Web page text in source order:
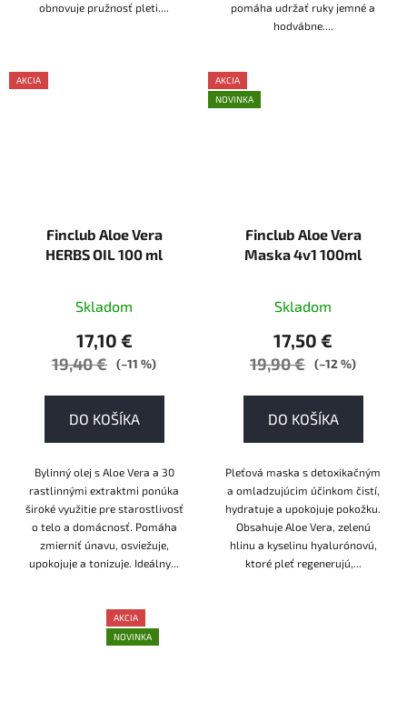
obnovuje pružnosť pleti....
pomáha udržať ruky jemné a
hodvábne....
AKCIA
Finclub Aloe Vera
HERBS OIL 100 ml
Skladom
17,10 €
19,40 € (–11 %)
DO KOŠÍKA
Bylinný olej s Aloe Vera a 30
rastlinnými extraktmi ponúka
široké využitie pre starostlivosť
o telo a domácnosť. Pomáha
zmierniť únavu, osviežuje,
upokojuje a tonizuje. Ideálny...
AKCIA
NOVINKA
Finclub Aloe Vera
Maska 4v1 100ml
Skladom
17,50 €
19,90 € (–12 %)
DO KOŠÍKA
Pleťová maska s detoxikačným
a omladzujúcim účinkom čistí,
hydratuje a upokojuje pokožku.
Obsahuje Aloe Vera, zelenú
hlinu a kyselinu hyalurónovú,
ktoré pleť regenerujú,...
AKCIA
NOVINKA